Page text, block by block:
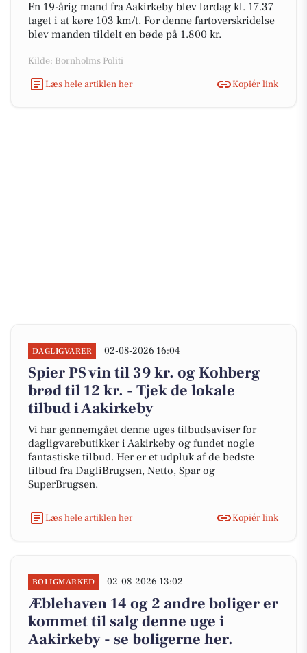
En 19-årig mand fra Aakirkeby blev lørdag kl. 17.37
taget i at køre 103 km/t. For denne fartoverskridelse
blev manden tildelt en bøde på 1.800 kr.
Kilde: Bornholms Politi
Læs hele artiklen her
Kopiér link
DAGLIGVARER 02-08-2026 16:04
Spier PS vin til 39 kr. og Kohberg
brød til 12 kr. - Tjek de lokale
tilbud i Aakirkeby
Vi har gennemgået denne uges tilbudsaviser for
dagligvarebutikker i Aakirkeby og fundet nogle
fantastiske tilbud. Her er et udpluk af de bedste
tilbud fra DagliBrugsen, Netto, Spar og
SuperBrugsen.
Læs hele artiklen her Kopiér link
BOLIGMARKED 02-08-2026 13:02
Æblehaven 14 og 2 andre boliger er
kommet til salg denne uge i
Aakirkeby - se boligerne her.